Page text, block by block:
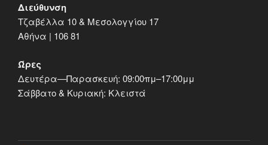
Διεύθυνση
Τζαβέλλα 10 & Μεσολογγίου 17
Αθήνα | 106 81
Ώρες
Δευτέρα—Παρασκευή: 09:00πμ–17:00μμ
Σάββατο & Κυριακή: Κλειστά